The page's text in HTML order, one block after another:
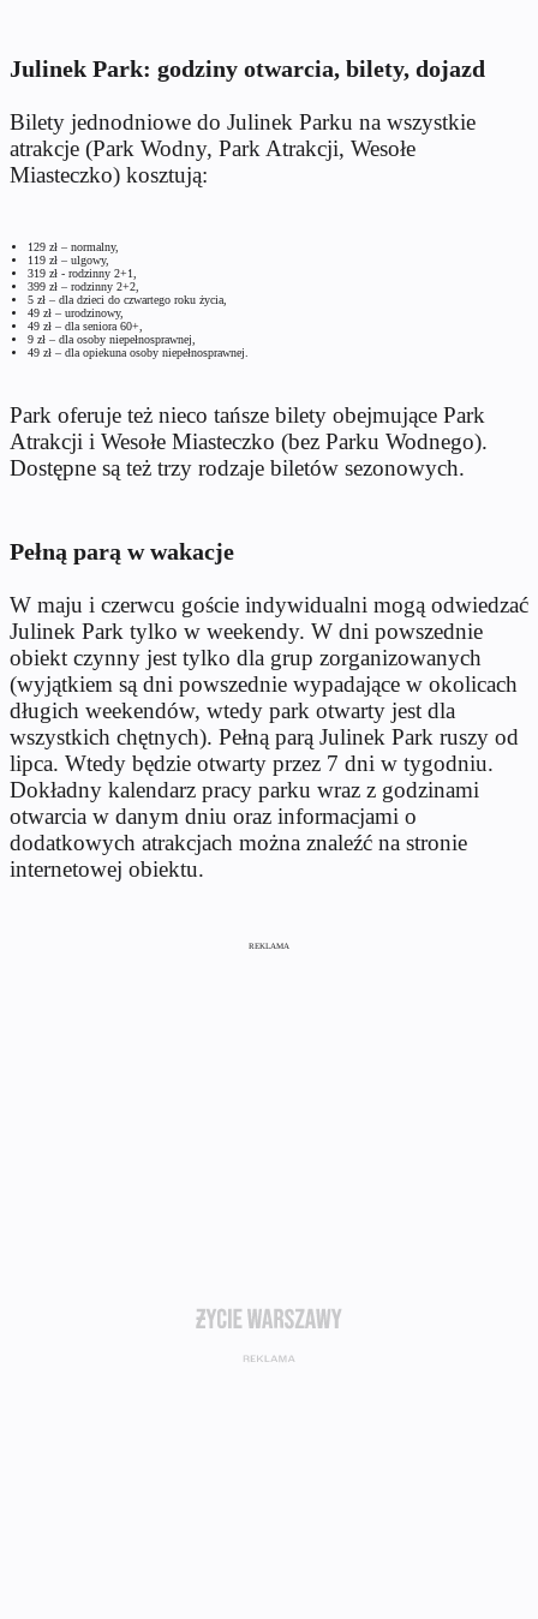
Julinek Park: godziny otwarcia, bilety, dojazd
Bilety jednodniowe do Julinek Parku na wszystkie
atrakcje (Park Wodny, Park Atrakcji, Wesołe
Miasteczko) kosztują:
129 zł – normalny,
119 zł – ulgowy,
319 zł - rodzinny 2+1,
399 zł – rodzinny 2+2,
5 zł – dla dzieci do czwartego roku życia,
49 zł – urodzinowy,
49 zł – dla seniora 60+,
9 zł – dla osoby niepełnosprawnej,
49 zł – dla opiekuna osoby niepełnosprawnej.
Park oferuje też nieco tańsze bilety obejmujące Park
Atrakcji i Wesołe Miasteczko (bez Parku Wodnego).
Dostępne są też trzy rodzaje biletów sezonowych.
Pełną parą w wakacje
W maju i czerwcu goście indywidualni mogą odwiedzać
Julinek Park tylko w weekendy. W dni powszednie
obiekt czynny jest tylko dla grup zorganizowanych
(wyjątkiem są dni powszednie wypadające w okolicach
długich weekendów, wtedy park otwarty jest dla
wszystkich chętnych). Pełną parą Julinek Park ruszy od
lipca. Wtedy będzie otwarty przez 7 dni w tygodniu.
Dokładny kalendarz pracy parku wraz z godzinami
otwarcia w danym dniu oraz informacjami o
dodatkowych atrakcjach można znaleźć na stronie
internetowej obiektu.
REKLAMA